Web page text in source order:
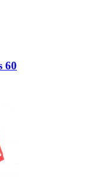
60